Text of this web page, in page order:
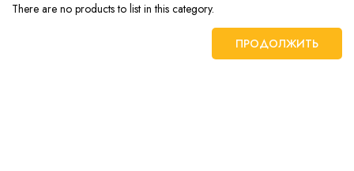
There are no products to list in this category.
ПРОДОЛЖИТЬ